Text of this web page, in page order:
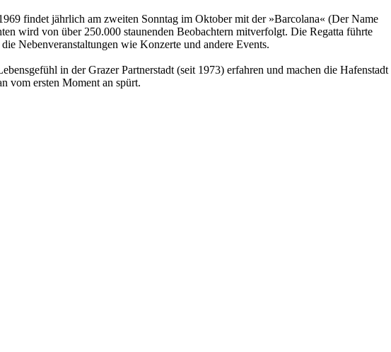
findet jährlich am zweiten Sonntag im Oktober mit der »Barcolana« (Der Name
wird von über 250.000 staunenden Beobachtern mitverfolgt. Die Regatta führte
Nebenveranstaltungen wie Konzerte und andere Events.
in der Grazer Partnerstadt (seit 1973) erfahren und machen die Hafenstadt
vom ersten Moment an spürt.